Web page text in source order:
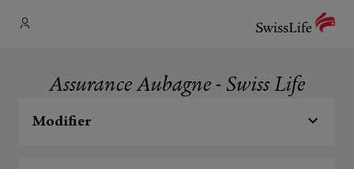
Assurance Aubagne - Swiss Life
Modifier